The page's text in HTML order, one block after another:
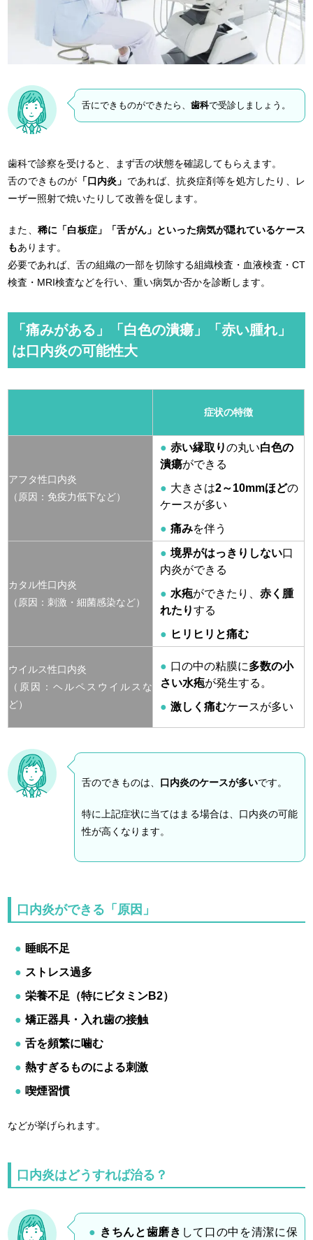
舌にできものができたら、歯科で受診しましょう。
歯科で診察を受けると、まず舌の状態を確認してもらえます。
舌のできものが 「口内炎」 であれば、抗炎症剤等を処方したり、レ
ーザー照射で焼いたりして改善を促します。
また、 稀に「白板症」「舌がん」といった病気が隠れているケース
もあります。
必要であれば、舌の組織の一部を切除する組織検査・血液検査・CT
検査・MRI検査などを行い、重い病気か否かを診断します。
「痛みがある」「白色の潰瘍」「赤い腫れ」
は口内炎の可能性大
症状の特徴
アフタ性口内炎
（原因：免疫力低下など）
赤い縁取りの丸い白色の
潰瘍ができる
大きさは2～10mmほどの
ケースが多い
痛みを伴う
カタル性口内炎
（原因：刺激・細菌感染など）
境界がはっきりしない口
内炎ができる
水疱ができたり、赤く腫
れたりする
ヒリヒリと痛む
ウイルス性口内炎
（原因：ヘルペスウイルスな
ど）
口の中の粘膜に多数の小
さい水疱が発生する。
激しく痛むケースが多い
舌のできものは、 口内炎のケースが多いです。
特に上記症状に当てはまる場合は、口内炎の可能
性が高くなります。
口内炎ができる「原因」
睡眠不足
ストレス過多
栄養不足（特にビタミンB2）
矯正器具・入れ歯の接触
舌を頻繁に噛む
熱すぎるものによる刺激
喫煙習慣
などが挙げられます。
口内炎はどうすれば治る？
きちんと歯磨き して口の中を清潔に保